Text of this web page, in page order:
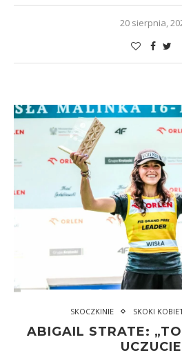
20 sierpnia,
SKOCZKINIE SKOKI
ABIGAIL STRATE: